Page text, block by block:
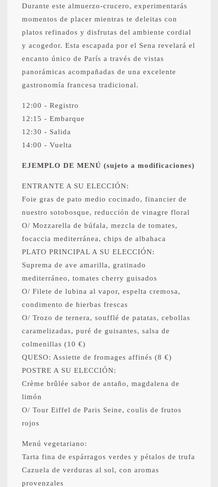
Durante este almuerzo-crucero, experimentarás
momentos de placer mientras te deleitas con
platos refinados y disfrutas del ambiente cordial
y acogedor. Esta escapada por el Sena revelará el
encanto único de París a través de vistas
panorámicas acompañadas de una excelente
gastronomía francesa tradicional.
12:00 - Registro
12:15 - Embarque
12:30 - Salida
14:00 - Vuelta
EJEMPLO DE MENÚ (sujeto a modificaciones)
ENTRANTE A SU ELECCIÓN:
Foie gras de pato medio cocinado, financier de
nuestro sotobosque, reducción de vinagre floral
O/ Mozzarella de búfala, mezcla de tomates,
focaccia mediterránea, chips de albahaca
PLATO PRINCIPAL A SU ELECCIÓN:
Suprema de ave amarilla, gratinado
mediterráneo, tomates cherry guisados
​​O/ Filete de lubina al vapor, espelta cremosa,
condimento de hierbas frescas
O/ Trozo de ternera, soufflé de patatas, cebollas
caramelizadas, puré de guisantes, salsa de
colmenillas (10 €)
QUESO: Assiette de fromages affinés (8 €)
POSTRE A SU ELECCIÓN:
Crème brûlée sabor de antaño, magdalena de
limón
O/ Tour Eiffel de Paris Seine, coulis de frutos
rojos
Menú vegetariano:
Tarta fina de espárragos verdes y pétalos de trufa
Cazuela de verduras al sol, con aromas
provenzales